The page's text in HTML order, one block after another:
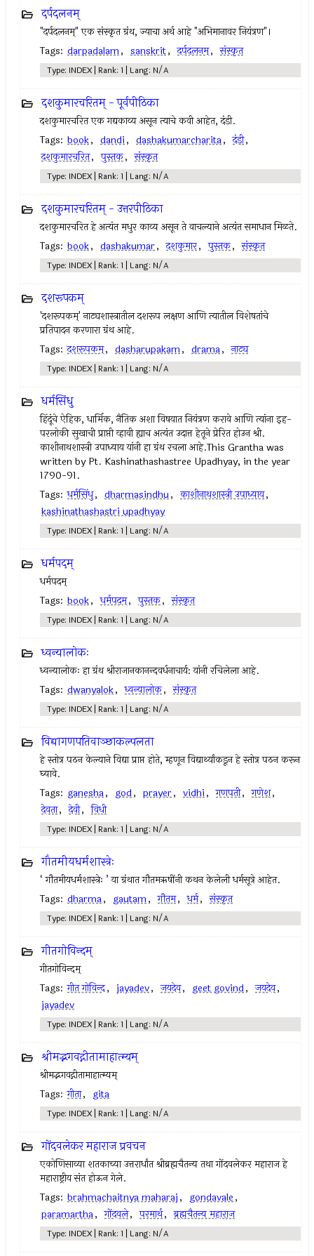
दर्पदलनम्
"दर्पदलनम्" एक संस्कृत ग्रंथ, ज्याचा अर्थ आहे "अभिमानावर नियंत्रण"।
Tags: darpadalam, sanskrit, दर्पदलनम्, संस्कृत
Type: INDEX | Rank: 1 | Lang: N/A
दशकुमारचरितम् - पूर्वपीठिका
दशकुमारचरित एक गद्यकाव्य असून त्याचे कवी आहेत, दंडी.
Tags: book, dandi, dashakumarcharita, दंडी,
दशकुमारचरित, पुस्तक, संस्कृत
Type: INDEX | Rank: 1 | Lang: N/A
दशकुमारचरितम् - उत्तरपीठिका
दशकुमारचरित हे अत्यंत मधुर काव्य असून ते वाचल्याने अत्यंत समाधान मिळते.
Tags: book, dashakumar, दशकुमार, पुस्तक, संस्कृत
Type: INDEX | Rank: 1 | Lang: N/A
दशरूपकम्
'दशरूपकम्' नाट्यशास्त्रातील दशरूप लक्षण आणि त्यातील विशेषतांचे
प्रतिपादन करणारा ग्रंथ आहे.
Tags: दशरूपकम्, dasharupakam, drama, नाट्य
Type: INDEX | Rank: 1 | Lang: N/A
धर्मसिंधु
हिंदूंचे ऐहिक, धार्मिक, नैतिक अशा विषयात नियंत्रण करावे आणि त्यांना इह-
परलोकी सुखाची प्राप्ती व्हावी ह्याच अत्यंत उदात्त हेतूने प्रेरित होउन श्री.
काशीनाथशास्त्री उपाध्याय यांनी हा ग्रंथ रचला आहे.This Grantha was
written by Pt. Kashinathashastree Upadhyay, in the year
1790-91.
Tags: धर्मसिंधु, dharmasindhu, काशीनाथशास्त्री उपाध्याय,
kashinathashastri upadhyay
Type: INDEX | Rank: 1 | Lang: N/A
धर्मपदम्
धर्मपदम्
Tags: book, धर्मपदम्, पुस्तक, संस्कृत
Type: INDEX | Rank: 1 | Lang: N/A
ध्वन्यालोकः
ध्वन्यालोकः हा ग्रंथ श्रीराजानकानन्दवर्धनाचार्य: यांनी रचिलेला आहे.
Tags: dwanyalok, ध्वन्यालोक, संस्कृत
Type: INDEX | Rank: 1 | Lang: N/A
विद्यागणपतिवाञ्छाकल्पलता
हे स्तोत्र पठन केल्याने विद्या प्राप्त होते, म्हणून विद्यार्थ्यांकडून हे स्तोत्र पठन करून
घ्यावे.
Tags: ganesha, god, prayer, vidhi, गणपती, गणेश,
देवता, देवी, विधी
Type: INDEX | Rank: 1 | Lang: N/A
गौतमीयधर्मशास्त्रेः
‘ गौतमीयधर्मशास्त्रेः ’ या ग्रंथात गौतमऋषींनी कथन केलेली धर्मसूत्रे आहेत.
Tags: dharma, gautam, गौतम, धर्म, संस्कृत
Type: INDEX | Rank: 1 | Lang: N/A
गीतगोविन्दम्
गीतगोविन्दम्
Tags: गीत गोविन्द, jayadev, जयदेव, geet govind, जयदेव,
jayadev
Type: INDEX | Rank: 1 | Lang: N/A
श्रीमद्भगवद्गीतामाहात्म्यम्
श्रीमद्भगवद्गीतामाहात्म्यम्
Tags: गीता, gita
Type: INDEX | Rank: 1 | Lang: N/A
गोंदवलेकर महाराज प्रवचन
एकोणिसाव्या शतकाच्या उत्तरार्धांत श्रीब्रह्मचैतन्य तथा गोंदवलेकर महाराज हे
महाराष्ट्रीय संत होऊन गेले.
Tags: brahmachaitnya maharaj, gondavale,
paramartha, गोंदवले, परमार्थ, ब्रह्मचैतन्य महाराज
Type: INDEX | Rank: 1 | Lang: N/A